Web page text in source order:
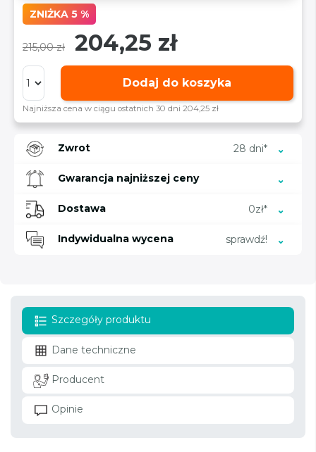
ZNIŻKA 5 %
215,00 zł 204,25 zł
Dodaj do koszyka
Najniższa cena w ciągu ostatnich 30 dni 204,25 zł
Zwrot 28 dni*
Gwarancja najniższej ceny
Dostawa 0zł*
Indywidualna wycena sprawdź!
Szczegóły produktu
Dane techniczne
Producent
Opinie